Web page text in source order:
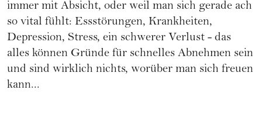
immer mit Absicht, oder weil man sich gerade ach
so vital fühlt: Essstörungen, Krankheiten,
Depression, Stress, ein schwerer Verlust - das
alles können Gründe für schnelles Abnehmen sein
und sind wirklich nichts, worüber man sich freuen
kann...